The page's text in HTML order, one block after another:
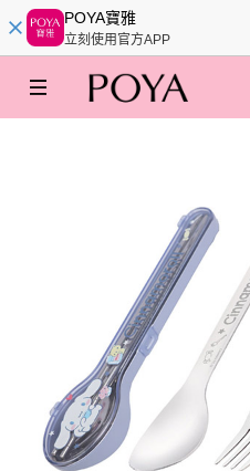
POYA寶雅
立刻使用官方APP